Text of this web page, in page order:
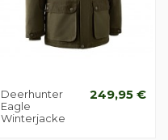
Deerhunter
Eagle
Winterjacke
249,95 €